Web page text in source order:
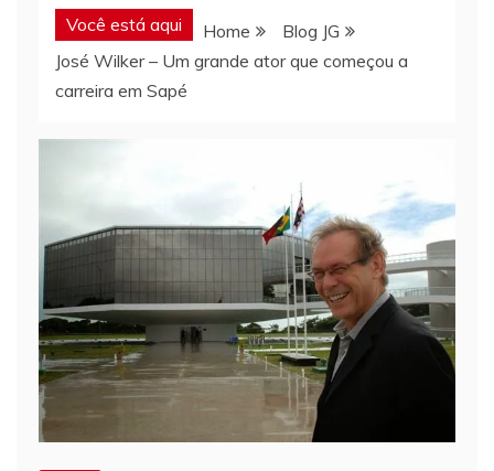
Você está aqui Home
Blog JG
José Wilker – Um grande ator que começou a
carreira em Sapé